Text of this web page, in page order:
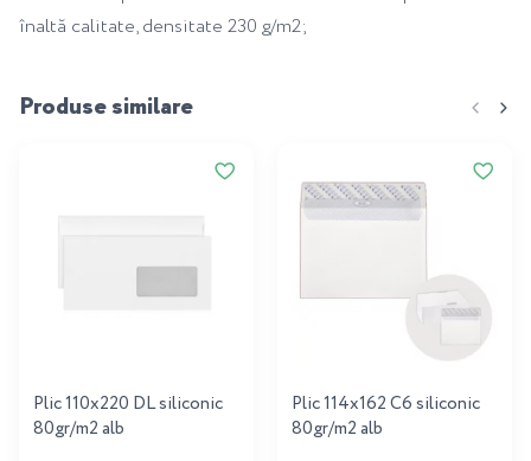
înaltă calitate, densitate 230 g/m2;
Produse similare
Plic 110x220 DL siliconic
80gr/m2 alb
Plic 114x162 C6 siliconic
80gr/m2 alb